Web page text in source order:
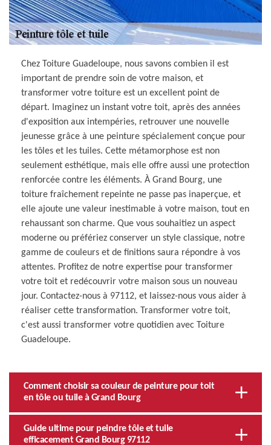
Chez Toiture Guadeloupe, nous savons combien il est
important de prendre soin de votre maison, et
transformer votre toiture est un excellent point de
départ. Imaginez un instant votre toit, après des années
d'exposition aux intempéries, retrouver une nouvelle
jeunesse grâce à une peinture spécialement conçue pour
les tôles et les tuiles. Cette métamorphose est non
seulement esthétique, mais elle offre aussi une protection
renforcée contre les éléments. À Grand Bourg, une
toiture fraîchement repeinte ne passe pas inaperçue, et
elle ajoute une valeur inestimable à votre maison, tout en
rehaussant son charme. Que vous souhaitiez un aspect
moderne ou préfériez conserver un style classique, notre
gamme de couleurs et de finitions saura répondre à vos
attentes. Profitez de notre expertise pour transformer
votre toit et redécouvrir votre maison sous un nouveau
jour. Contactez-nous à 97112, et laissez-nous vous aider à
réaliser cette transformation. Transformer votre toit,
c'est aussi transformer votre quotidien avec Toiture
Guadeloupe.
Comment choisir sa couleur de peinture pour toit
en tôle ou tuile à Grand Bourg
Guide ultime pour peindre tôle et tuile
efficacement Grand Bourg 97112